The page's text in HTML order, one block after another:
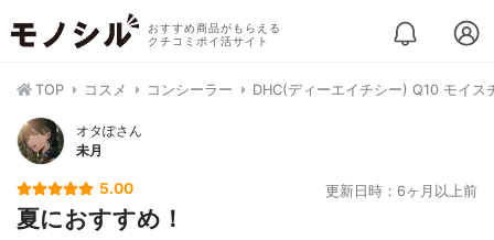
おすすめ商品がもらえる
クチコミポイ活サイト
TOP コスメ コンシーラー DHC(ディーエイチシー) Q10 モイス
オタぽさん
未月
5.00 更新日時：6ヶ月以上前
夏におすすめ！